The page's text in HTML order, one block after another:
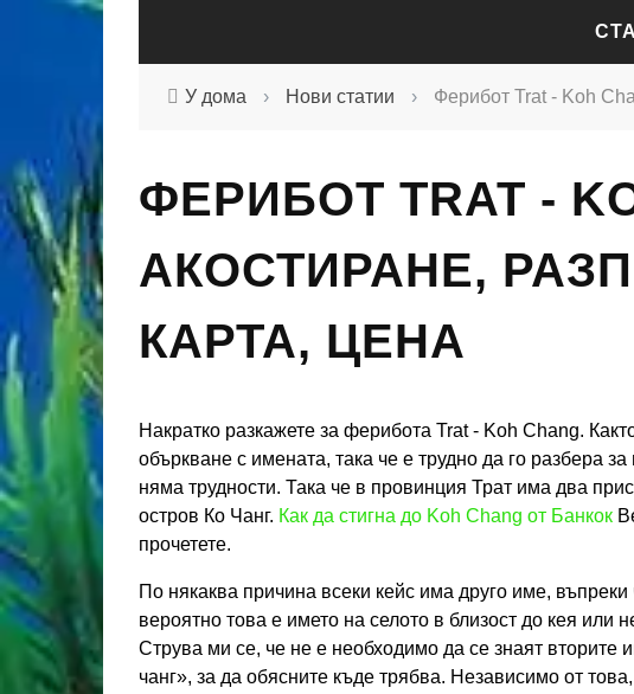
У дома › Нови статии › Ферибот Trat - Koh
ФЕРИБОТ TRAT -
АКОСТИРАНЕ,
КАРТА, ЦЕНА
Накратко разкажете за ферибота Trat - Koh Chang.
объркване с имената, така че е трудно да го разбера
няма трудности. Така че в провинция Трат има два
остров Ко Чанг. Как да стигна до Koh Chang от Банкок
прочетете.
По някаква причина всеки кейс има друго име,
вероятно това е името на селото в близост до кея или
Струва ми се, че не е необходимо да се знаят вторите
чанг», за да обясните къде трябва. Независимо от